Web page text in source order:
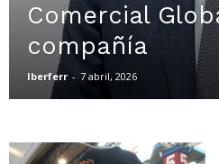
Comercial
compañía
Iberferr - 7 abril, 2026